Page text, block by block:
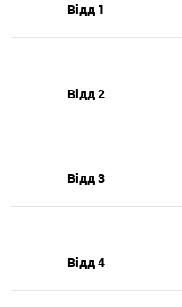
Відд 1
Відд 2
Відд 3
Відд 4